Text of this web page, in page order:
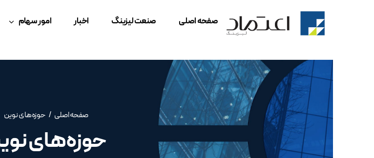
صفحه اصلی صنعت لیزینگ اخبار امور سهام
صفحه اصلی حوزه‌های نوین
حوزه‌های